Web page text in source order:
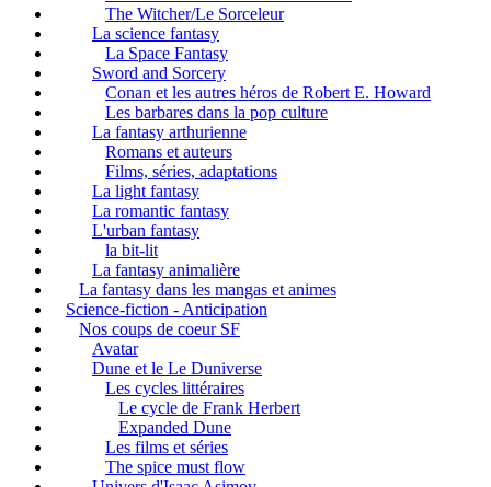
The Witcher/Le Sorceleur
La science fantasy
La Space Fantasy
Sword and Sorcery
Conan et les autres héros de Robert E. Howard
Les barbares dans la pop culture
La fantasy arthurienne
Romans et auteurs
Films, séries, adaptations
La light fantasy
La romantic fantasy
L'urban fantasy
la bit-lit
La fantasy animalière
La fantasy dans les mangas et animes
Science-fiction - Anticipation
Nos coups de coeur SF
Avatar
Dune et le Le Duniverse
Les cycles littéraires
Le cycle de Frank Herbert
Expanded Dune
Les films et séries
The spice must flow